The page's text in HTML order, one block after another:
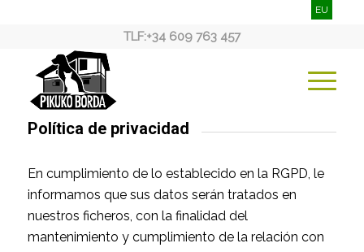
EU
TLF:+34 609 763 457
Política de privacidad
En cumplimiento de lo establecido en la RGPD, le
informamos que sus datos serán tratados en
nuestros ficheros, con la finalidad del
mantenimiento y cumplimiento de la relación con